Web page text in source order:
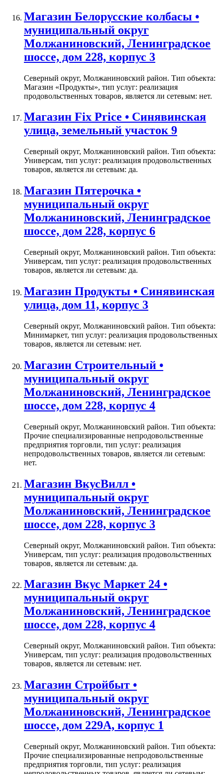
Магазин Белорусские колбасы •
муниципальный округ
Молжаниновский, Ленинградское
шоссе, дом 228, корпус 3
Северный округ, Молжаниновский район. Тип объекта:
Магазин «Продукты», тип услуг: реализация
продовольственных товаров, является ли сетевым: нет.
Магазин Fix Price • Синявинская
улица, земельный участок 9
Северный округ, Молжаниновский район. Тип объекта:
Универсам, тип услуг: реализация продовольственных
товаров, является ли сетевым: да.
Магазин Пятерочка •
муниципальный округ
Молжаниновский, Ленинградское
шоссе, дом 228, корпус 6
Северный округ, Молжаниновский район. Тип объекта:
Универсам, тип услуг: реализация продовольственных
товаров, является ли сетевым: да.
Магазин Продукты • Синявинская
улица, дом 11, корпус 3
Северный округ, Молжаниновский район. Тип объекта:
Минимаркет, тип услуг: реализация продовольственных
товаров, является ли сетевым: нет.
Магазин Строительный •
муниципальный округ
Молжаниновский, Ленинградское
шоссе, дом 228, корпус 4
Северный округ, Молжаниновский район. Тип объекта:
Прочие специализированные непродовольственные
предприятия торговли, тип услуг: реализация
непродовольственных товаров, является ли сетевым:
нет.
Магазин ВкусВилл •
муниципальный округ
Молжаниновский, Ленинградское
шоссе, дом 228, корпус 3
Северный округ, Молжаниновский район. Тип объекта:
Универсам, тип услуг: реализация продовольственных
товаров, является ли сетевым: да.
Магазин Вкус Маркет 24 •
муниципальный округ
Молжаниновский, Ленинградское
шоссе, дом 228, корпус 4
Северный округ, Молжаниновский район. Тип объекта:
Универсам, тип услуг: реализация продовольственных
товаров, является ли сетевым: нет.
Магазин Стройбыт •
муниципальный округ
Молжаниновский, Ленинградское
шоссе, дом 229А, корпус 1
Северный округ, Молжаниновский район. Тип объекта:
Прочие специализированные непродовольственные
предприятия торговли, тип услуг: реализация